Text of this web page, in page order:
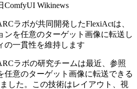
ComfyUI Wikinews
ラボが共同開発したFlexiActは、
ンを任意のターゲット画像に転送し
の一貫性を維持します
ラボの研究チームは最近、参照
任意のターゲット画像に転送できる
した。この技術はレイアウト、視